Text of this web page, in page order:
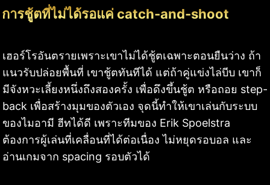
การชู้ตที่ไม่ได้รอแค่ catch-and-shoot
เฮอร์โรอันตรายเพราะเขาไม่ได้ชู้ตเฉพาะตอนยืนว่าง ถ้า
แนวรับปล่อยพื้นที่ เขาชู้ตทันทีได้ แต่ถ้าคู่แข่งไล่บีบ เขาก็
มีจังหวะเลี้ยงหนึ่งถึงสองครั้ง เพื่อดึงขึ้นชู้ต หรือถอย step-
back เพื่อสร้างมุมของตัวเอง จุดนี้ทำให้เขาเล่นกับระบบ
ของไมอามี ฮีทได้ดี เพราะทีมของ Erik Spoelstra
ต้องการผู้เล่นที่เคลื่อนที่ได้ต่อเนื่อง ไม่หยุดรอบอล และ
อ่านเกมจาก spacing รอบตัวได้